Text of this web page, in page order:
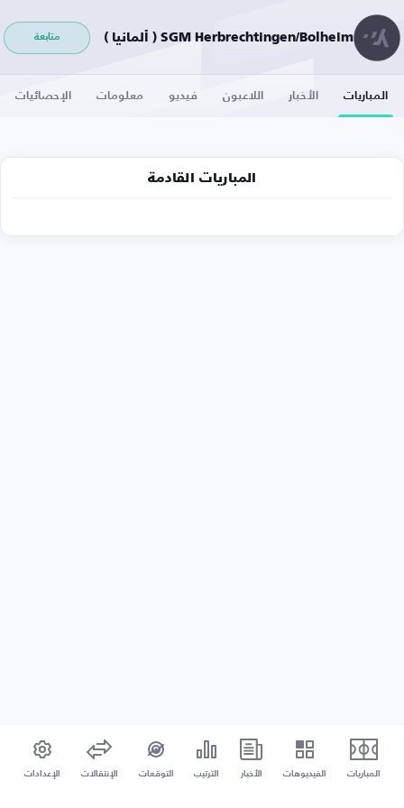
SGM Herbrechtingen/Bolheim ( ألمانيا ) متابعة
المباريات الأخبار اللاعبون فيديو معلومات الإحصائيات
المباريات القادمة
المباريات الفيديوهات الأخبار الترتيب التوقعات الإنتقالات الإعدادات